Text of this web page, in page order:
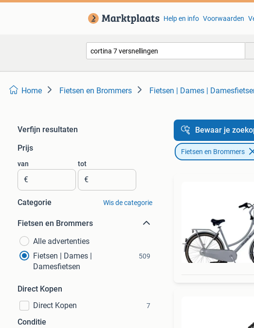
Help en info Voorwaarden
Home Fietsen en Brommers Fietsen | Dames |
Verfijn resultaten
Prijs
van
€
tot
€
Categorie Wis de categorie
Fietsen en Brommers
Alle advertenties
Fietsen | Dames |
Damesfietsen
509
Direct Kopen
Direct Kopen
7
Conditie
Bewaar je
Fietsen en Brommers